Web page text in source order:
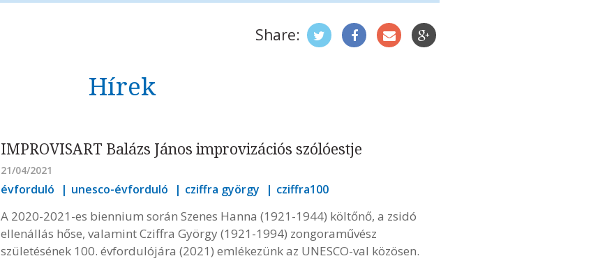
Share:
Hírek
IMPROVISART Balázs János improvizációs szólóestje
21/04/2021
évforduló unesco-évforduló cziffra györgy cziffra100
A 2020-2021-es biennium során Szenes Hanna (1921-1944) költőnő, a zsidó
ellenállás hőse, valamint Cziffra György (1921-1994) zongoraművész
születésének 100. évfordulójára (2021) emlékezünk az UNESCO-val közösen.